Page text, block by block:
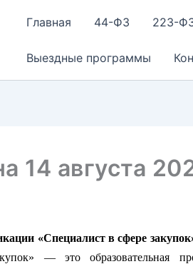
Главная 44-ФЗ 223-
Выездные программы
14 августа
«Специалист в сфере
— это образовательная